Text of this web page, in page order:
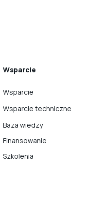
Wsparcie
Wsparcie
Wsparcie techniczne
Baza wiedzy
Finansowanie
Szkolenia